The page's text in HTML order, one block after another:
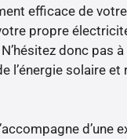
efficace de
propre
donc pas
l’énergie solaire
d’une